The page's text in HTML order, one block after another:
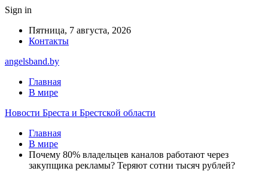
Sign in
Пятница, 7 августа, 2026
Контакты
angelsband.by
Главная
В мире
Новости Бреста и Брестской области
Главная
В мире
Почему 80% владельцев каналов работают через
закупщика рекламы? Теряют сотни тысяч рублей?